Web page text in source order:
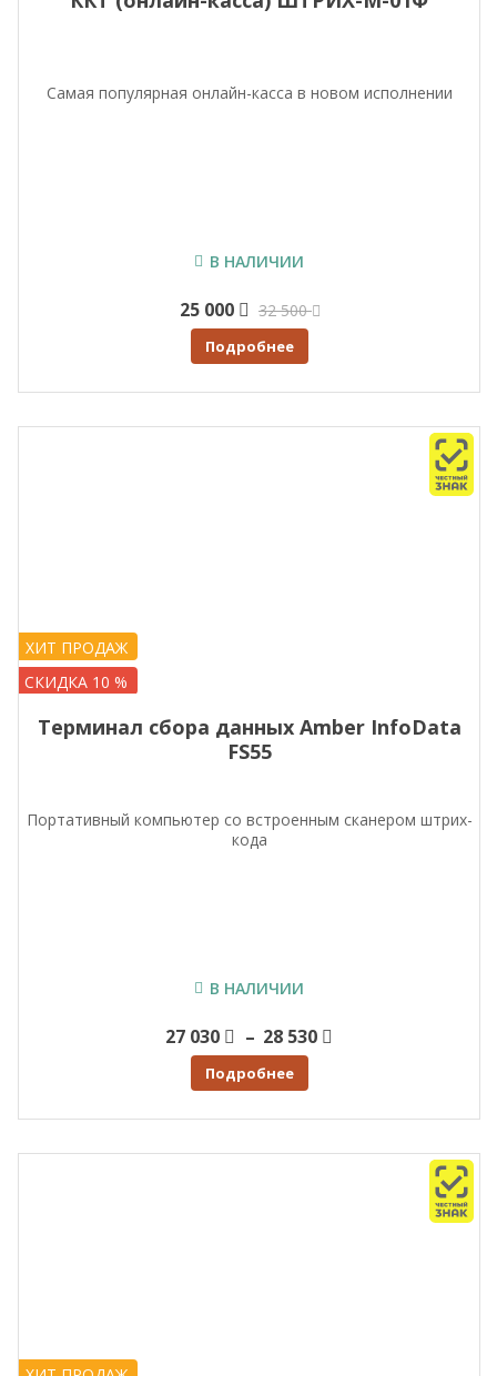
Самая популярная онлайн-касса в новом исполнении
В НАЛИЧИИ
25 000 32 500
Подробнее
ХИТ ПРОДАЖ
СКИДКА 10 %
Терминал сбора данных Amber InfoData
FS55
Портативный компьютер со встроенным сканером штрих-
кода
В НАЛИЧИИ
27 030 – 28 530
through
Подробнее